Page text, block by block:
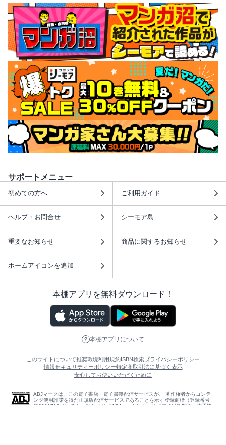
サポートメニュー
初めての方へ ご利用ガイド
ヘルプ・お問合せ シーモア島
重要なお知らせ 商品に関するお知らせ
ホームアイコンを追加
本棚アプリを無料ダウンロード！
本棚アプリについて
このサイトについて推奨環境利用規約 ISBN検索プライバシーポリシー
情報セキュリティーポリシー特定商取引法に基づく表示
安心してお使いいただくために
ABJマークは、この電子書店・電子書籍配信サービスが、 著作権者からコンテ
ンツ使用許諾を得た正規版配信サービスであることを示す登録商標（登録番号
第6091713号）です。 詳しくは［ABJマーク］または［電子出版制作・流通協